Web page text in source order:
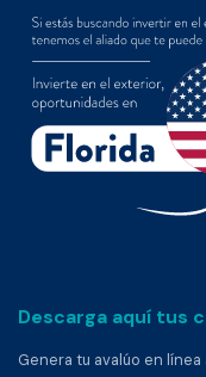
Descarga aquí tus
Genera tu avalúo en línea